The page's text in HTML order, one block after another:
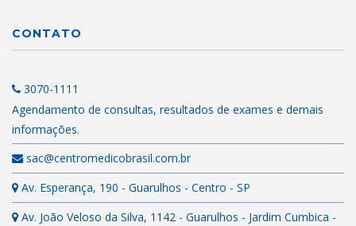
CONTATO
3070-1111
Agendamento de consultas, resultados de exames e demais
informações.
sac@centromedicobrasil.com.br
Av. Esperança, 190 - Guarulhos - Centro - SP
Av. João Veloso da Silva, 1142 - Guarulhos - Jardim Cumbica -